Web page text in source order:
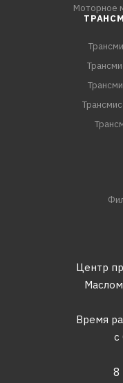
Моторное
Центр
Время
с
8